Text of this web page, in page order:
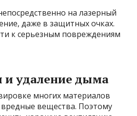
на лазерный
даже в защитных очках.
к серьезным повреждениям
и удаление дыма
многих материалов
вещества. Поэтому